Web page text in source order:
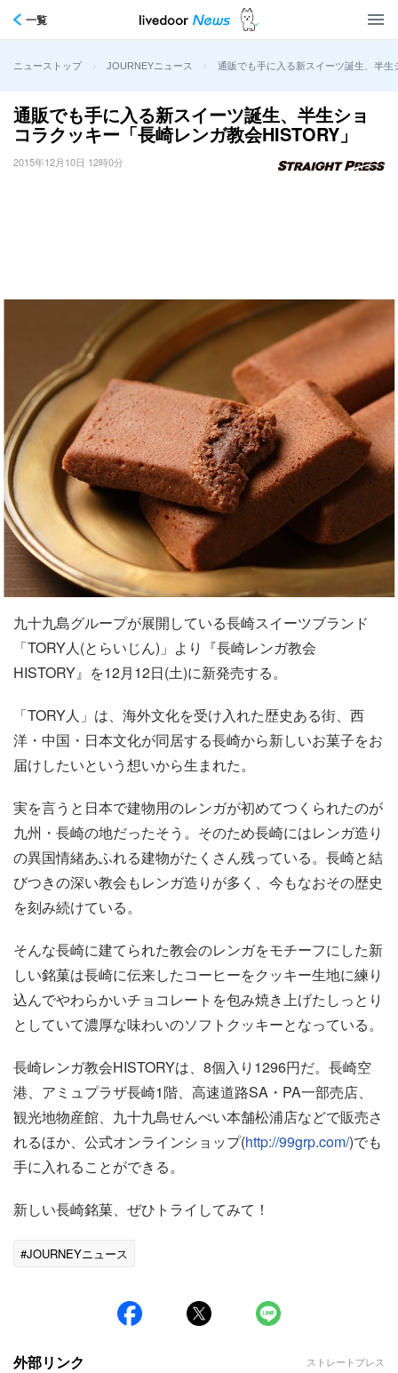
一覧
ニューストップ > JOURNEYニュース > 通販でも手に入る新スイーツ誕生、半
通販でも手に入る新スイーツ誕生、半生ショ
コラクッキー「長崎レンガ教会HISTORY」
2015年12月10日 12時0分
九十九島グループが展開している長崎スイーツブランド
「TORY人(とらいじん)」より『長崎レンガ教会
HISTORY』を12月12日(土)に新発売する。
「TORY人」は、海外文化を受け入れた歴史ある街、西
洋・中国・日本文化が同居する長崎から新しいお菓子をお
届けしたいという想いから生まれた。
実を言うと日本で建物用のレンガが初めてつくられたのが
九州・長崎の地だったそう。そのため長崎にはレンガ造り
の異国情緒あふれる建物がたくさん残っている。長崎と結
びつきの深い教会もレンガ造りが多く、今もなおその歴史
を刻み続けている。
そんな長崎に建てられた教会のレンガをモチーフにした新
しい銘菓は長崎に伝来したコーヒーをクッキー生地に練り
込んでやわらかいチョコレートを包み焼き上げたしっとり
としていて濃厚な味わいのソフトクッキーとなっている。
長崎レンガ教会HISTORYは、8個入り1296円だ。長崎空
港、アミュプラザ長崎1階、高速道路SA・PA一部売店、
観光地物産館、九十九島せんぺい本舗松浦店などで販売さ
れるほか、公式オンラインショップ(http://99grp.com/)でも
手に入れることができる。
新しい長崎銘菓、ぜひトライしてみて！
#JOURNEYニュース
外部リンク ストレートプレス